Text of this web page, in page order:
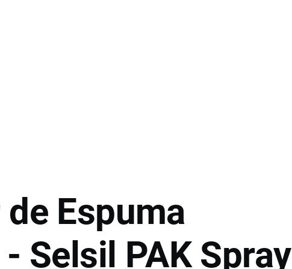
Espuma
Selsil PAK Spray